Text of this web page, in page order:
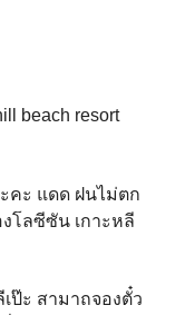
beach resort
คะ แดด ฝนไม่ตก
โลซีซัน เกาะหลี
ป๊ะ สามาถจองตั๋ว